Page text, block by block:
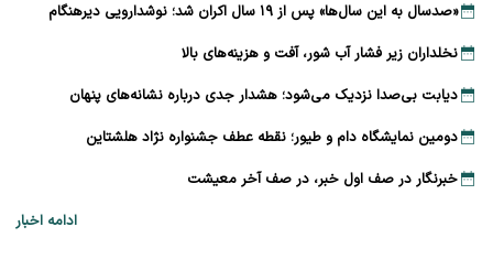
«صدسال به این سال‌ها» پس از ۱۹ سال اکران شد؛ نوشدارویی دیرهنگام
نخلداران زیر فشار آب شور، آفت و هزینه‌های بالا
دیابت بی‌صدا نزدیک می‌شود؛ هشدار جدی درباره نشانه‌های پنهان
دومین نمایشگاه دام و طیور؛ نقطه عطف جشنواره نژاد هلشتاین
خبرنگار در صف اول خبر، در صف آخر معیشت
ادامه اخبار